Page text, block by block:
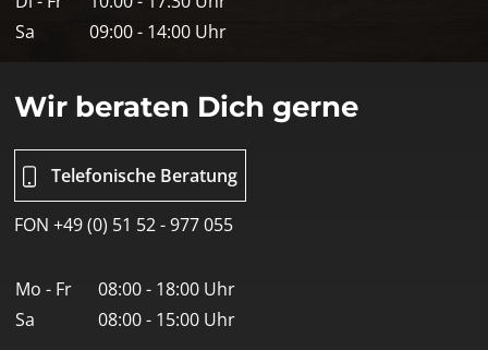
Sa
09:00 - 14:00 Uhr
Wir beraten Dich gerne
Telefonische Beratung
FON +49 (0) 51 52 - 977 055
Mo - Fr
08:00 - 18:00 Uhr
Sa
08:00 - 15:00 Uhr